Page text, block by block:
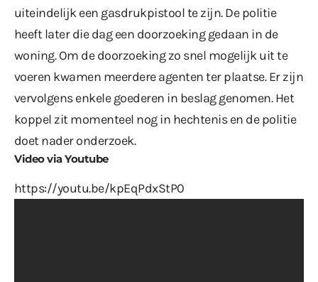
uiteindelijk een gasdrukpistool te zijn. De politie
heeft later die dag een doorzoeking gedaan in de
woning. Om de doorzoeking zo snel mogelijk uit te
voeren kwamen meerdere agenten ter plaatse. Er zijn
vervolgens enkele goederen in beslag genomen. Het
koppel zit momenteel nog in hechtenis en de politie
doet nader onderzoek.
Video via Youtube
https://youtu.be/kpEqPdxStP0